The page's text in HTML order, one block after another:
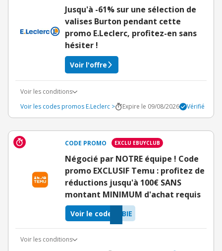
Jusqu'à -61% sur une sélection de
valises Burton pendant cette
promo E.Leclerc, profitez-en sans
hésiter !
Voir l'offre
Voir les conditions
Voir les codes promos E.Leclerc >
Expire le 09/08/2026 Vérifié
CODE PROMO EXCLU EBUYCLUB
Négocié par NOTRE équipe ! Code
promo EXCLUSIF Temu : profitez de
réductions jusqu'à 100€ SANS
montant MINIMUM d'achat requis
BIE
Voir le code
Voir les conditions